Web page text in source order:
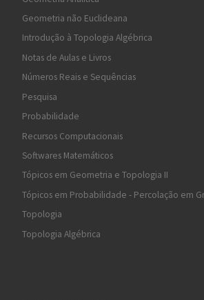
Geometria não Euclideana
Introdução à Topologia Algébrica
Notas de Aulas e Livros
Números Reais e Sequências
Pesquisa
Probabilidade
Recursos Computacionais
Softwares Matemáticos
Tópicos em Geometria e Topologia II
Tópicos em Probabilidade - Percolação em
Topologia
Topologia Algébrica